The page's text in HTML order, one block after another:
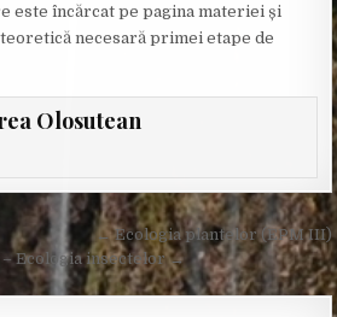
este încărcat pe pagina materiei și
necesară primei etape de
Olosutean
← Ecologia plantelor (EPM III)
Ecologia insectelor →